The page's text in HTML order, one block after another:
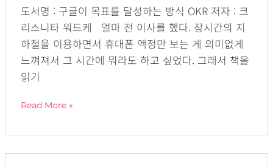
도서명 : 구글이 목표를 달성하는 방식 OKR 저자 : 크
리스니타 워드케 얼마 전 이사를 했다. 장시간의 지
하철을 이용하면서 휴대폰 액정만 보는 게 의미없게
느껴져서 그 시간에 뭐라도 하고 싶었다. 그래서 책을
읽기
이
목
표
를
달
하
Read More »